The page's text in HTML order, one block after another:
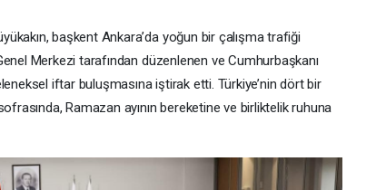
başkent Ankara’da yoğun bir çalışma trafiği
Merkezi tarafından düzenlenen ve Cumhurbaşkanı
iftar buluşmasına iştirak etti. Türkiye’nin dört bir
Ramazan ayının bereketine ve birliktelik ruhuna